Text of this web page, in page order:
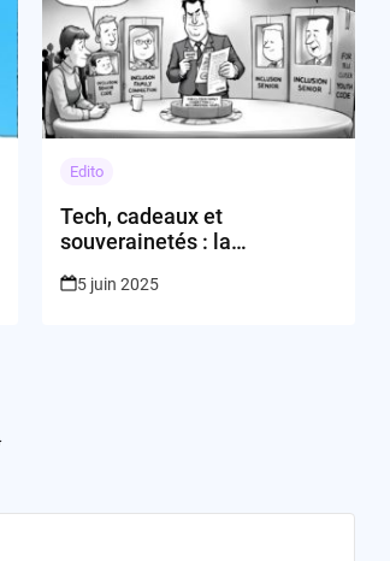
Edito
Tech, cadeaux et
souverainetés : la
standardiser nos vies
5 juin 2025